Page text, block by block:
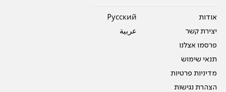
אודות
יצירת קשר
פרסמו אצלנו
תנאי שימוש
מדיניות פרטיות
הצהרת נגישות
Pусский
عربية